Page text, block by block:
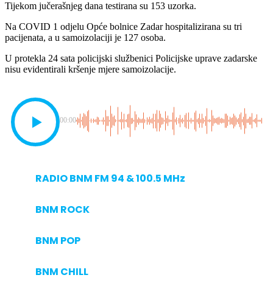
Tijekom jučerašnjeg dana testirana su 153 uzorka.
Na COVID 1 odjelu Opće bolnice Zadar hospitalizirana su tri
pacijenata, a u samoizolaciji je 127 osoba.
U protekla 24 sata policijski službenici Policijske uprave zadarske
nisu evidentirali kršenje mjere samoizolacije.
00:00
RADIO BNM FM 94 & 100.5 MHz
BNM ROCK
BNM POP
BNM CHILL